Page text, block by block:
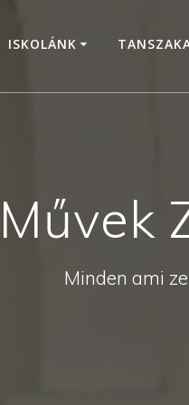
ISKOLÁNK
Minden ami